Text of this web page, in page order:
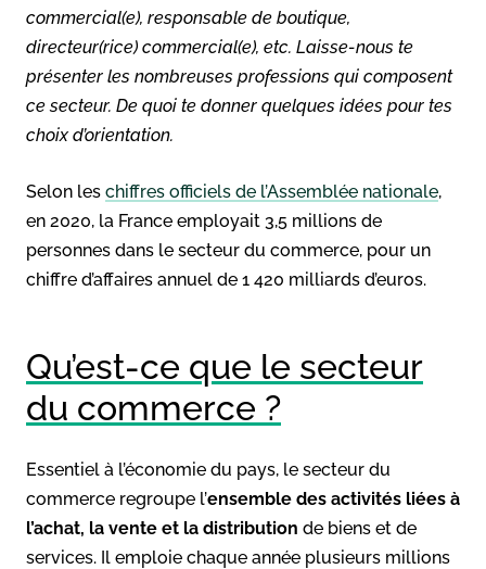
commercial(e), responsable de boutique,
directeur(rice) commercial(e), etc. Laisse-nous te
présenter les nombreuses professions qui composent
ce secteur. De quoi te donner quelques idées pour tes
choix d’orientation.
Selon les chiffres officiels de l’Assemblée nationale,
en 2020, la France employait 3,5 millions de
personnes dans le secteur du commerce, pour un
chiffre d’affaires annuel de 1 420 milliards d’euros.
Qu’est-ce que le secteur
du commerce ?
Essentiel à l’économie du pays, le secteur du
commerce regroupe l’ensemble des activités liées à
l’achat, la vente et la distribution de biens et de
services. Il emploie chaque année plusieurs millions